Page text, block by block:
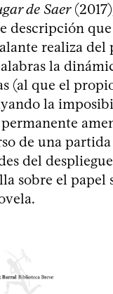
de Saer
descripción que
realiza del
la
(al que el
la
de una partida
del
sobre el papel